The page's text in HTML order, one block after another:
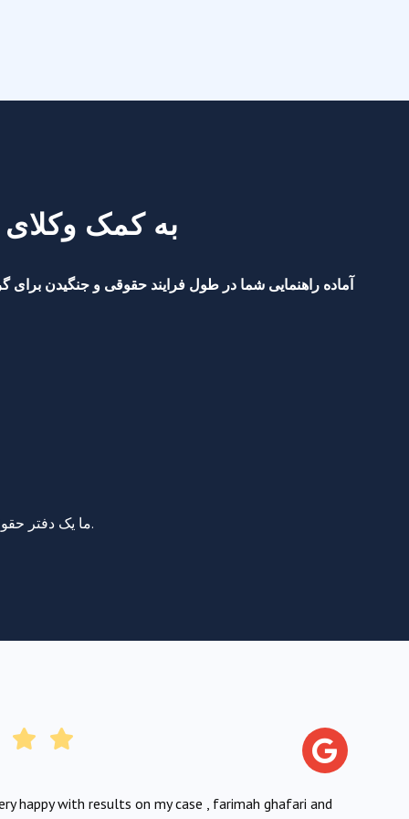
به کمک
ما یک دفتر حقوقی رسیدگی به صدمات بدنی در نیویورک هستیم که موکلین خود را در الویت اول قرار می‌دهیم. برای مشاوره رایگان با ما تماس بگیرید.
happy with results on my case , farimah ghafari and